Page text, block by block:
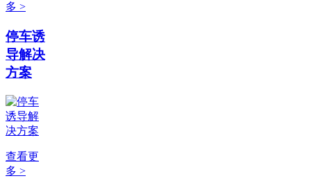
多 >
停车诱
导解决
方案
查看更
多 >